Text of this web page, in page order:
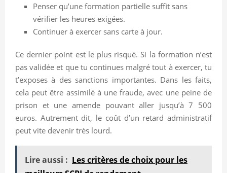
Penser qu’une formation partielle suffit sans
vérifier les heures exigées.
Continuer à exercer sans carte à jour.
Ce dernier point est le plus risqué. Si la formation n’est
pas validée et que tu continues malgré tout à exercer, tu
t’exposes à des sanctions importantes. Dans les faits,
cela peut être assimilé à une fraude, avec une peine de
prison et une amende pouvant aller jusqu’à 7 500
euros. Autrement dit, le coût d’un retard administratif
peut vite devenir très lourd.
Lire aussi : Les critères de choix pour les